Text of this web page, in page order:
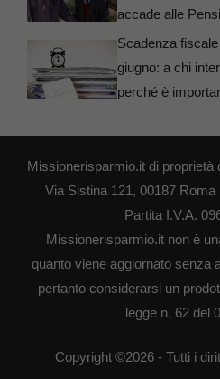
accade alle
Scadenza
giugno: a chi
perché è
Missionerisparmio.it di
Via Sistina 121, 00187
Partita I.V.A.
Missionerisparmio.it non è
quanto viene aggiornato senza
pertanto considerarsi un
legge n. 62 del
Copyright ©2026 - Tutti i